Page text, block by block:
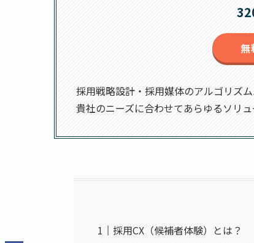
無
採用戦略設計・採用媒体のアルゴリズ
貴社のニーズに合わせてあらゆるソリ
採用CX（候補者体験）とは？